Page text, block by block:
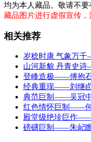
均为本人藏品。敬请不要
藏品图片进行虚假宣传，
相关推荐
岁稔时康 气象万
山河新貌 丹青史
登峰造极——傅抱石
经典重现——刘继卣
典范巨制——吴冠中
红色情怀巨制——何
殿堂级绝珍巨作——
磅礴巨制——朱屺瞻